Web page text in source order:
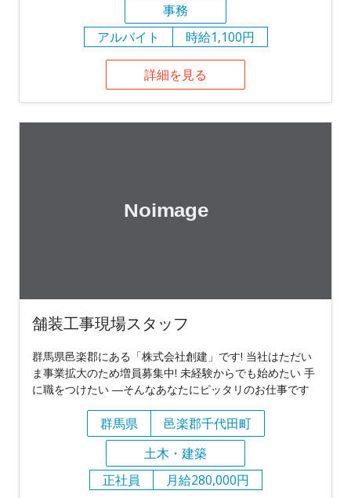
事務
アルバイト
時給1,100円
詳細を見る
舗装工事現場スタッフ
群馬県邑楽郡にある「株式会社創建」です! 当社はただい
ま事業拡大のため増員募集中! 未経験からでも始めたい 手
に職をつけたい ―そんなあなたにピッタリのお仕事です
群馬県
邑楽郡千代田町
土木・建築
正社員
月給280,000円